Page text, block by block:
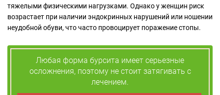
тяжелыми физическими нагрузками. Однако у женщин риск
возрастает при наличии эндокринных нарушений или ношении
неудобной обуви, что часто провоцирует поражение стопы.
Любая форма бурсита имеет серьезные
осложнения, поэтому не стоит затягивать с
лечением.